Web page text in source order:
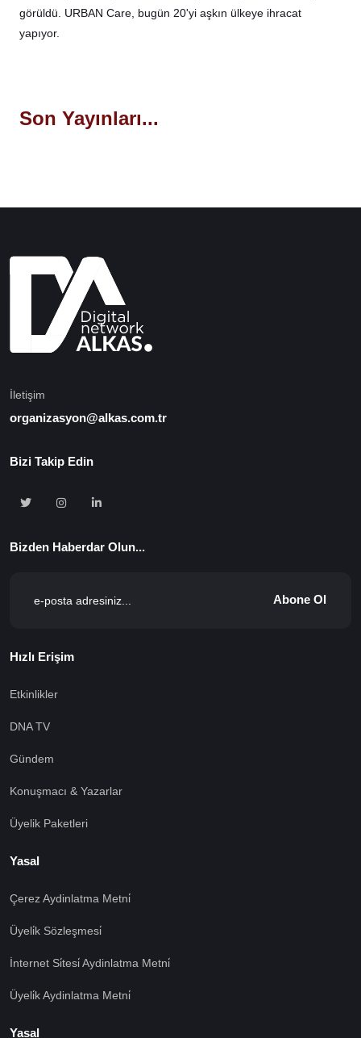
görüldü. URBAN Care, bugün 20'yi aşkın ülkeye ihracat
yapıyor.
Son Yayınları...
İletişim
organizasyon@alkas.com.tr
Bizi Takip Edin
Bizden Haberdar Olun...
Abone Ol
Hızlı Erişim
Etkinlikler
DNA TV
Gündem
Konuşmacı & Yazarlar
Üyelik Paketleri
Yasal
Çerez Aydinlatma Metni̇
Üyeli̇k Sözleşmesi̇
İnternet Si̇tesi̇ Aydinlatma Metni̇
Üyeli̇k Aydinlatma Metni̇
Yasal